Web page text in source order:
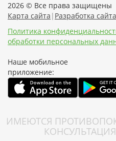
2026 © Все права защищены
Карта сайта | Разработка
Политика
обработки персональных
Наше мобильное
приложение:
ИМЕЮТСЯ